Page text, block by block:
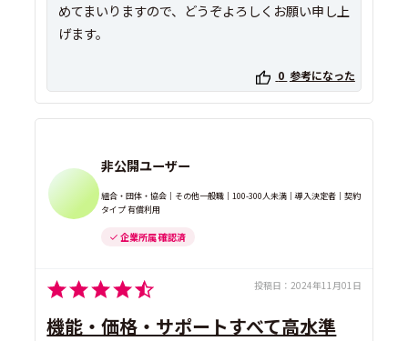
めてまいりますので、どうぞよろしくお願い申し上
げます。
0 参考になった
非公開ユーザー
組合・団体・協会｜その他一般職｜100-300人未満｜導入決定者｜契約
タイプ 有償利用
企業所属 確認済
投稿日： 2024年11月01日
機能・価格・サポートすべて高水準